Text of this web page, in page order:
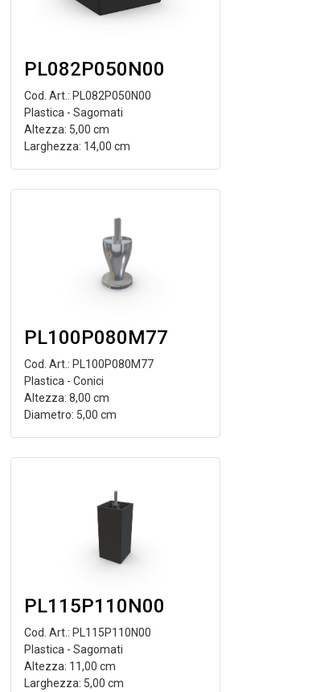
PL082P050N00
Cod. Art.: PL082P050N00
Plastica - Sagomati
Altezza: 5,00 cm
Larghezza: 14,00 cm
PL100P080M77
Cod. Art.: PL100P080M77
Plastica - Conici
Altezza: 8,00 cm
Diametro: 5,00 cm
PL115P110N00
Cod. Art.: PL115P110N00
Plastica - Sagomati
Altezza: 11,00 cm
Larghezza: 5,00 cm